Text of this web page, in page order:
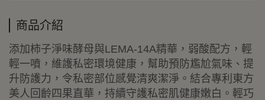
商品介紹
添加柿子淨味酵母與LEMA-14A精華，弱酸配方，輕
輕一噴，維護私密環境健康，幫助預防尷尬氣味、提
升防護力，令私密部位感覺清爽潔淨。結合專利東方
美人回齡四果直華，持續守護私密肌健康嫩白。輕巧